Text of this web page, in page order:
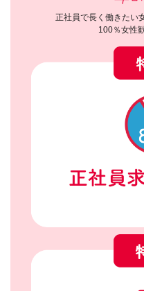
正社員で長く働きたい
100％女性